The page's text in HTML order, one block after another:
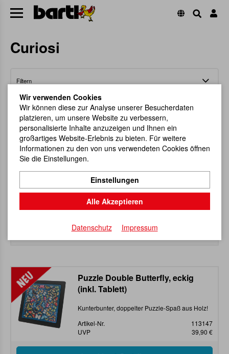
Curiosi
Filtern
Puzzle Double Berry, eckig (inkl.
Tablett)
Kunterbunter, doppelter Puzzle-Spaß aus Holz!
Artikel-Nr.
113146
UVP
Puzzle Double Butterfly, eckig
(inkl. Tablett)
Kunterbunter, doppelter Puzzle-Spaß aus Holz!
Artikel-Nr.
113147
UVP
39,90 €
Wir verwenden Cookies
Wir können diese zur Analyse unserer Besucherdaten
platzieren, um unsere Website zu verbessern,
personalisierte Inhalte anzuzeigen und Ihnen ein
großartiges Website-Erlebnis zu bieten. Für weitere
Informationen zu den von uns verwendeten Cookies öffnen
Sie die Einstellungen.
Einstellungen
Alle Akzeptieren
Datenschutz Impressum